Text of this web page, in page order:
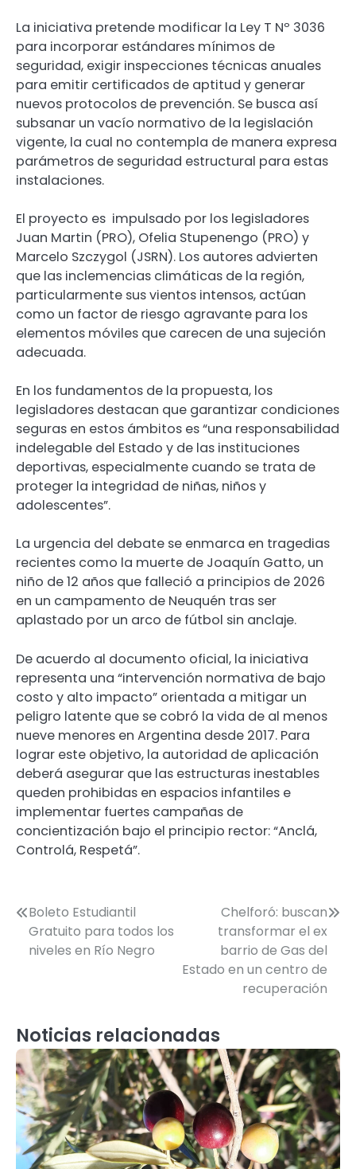
La iniciativa pretende modificar la Ley T Nº 3036
para incorporar estándares mínimos de
seguridad, exigir inspecciones técnicas anuales
para emitir certificados de aptitud y generar
nuevos protocolos de prevención. Se busca así
subsanar un vacío normativo de la legislación
vigente, la cual no contempla de manera expresa
parámetros de seguridad estructural para estas
instalaciones.
El proyecto es impulsado por los legisladores
Juan Martin (PRO), Ofelia Stupenengo (PRO) y
Marcelo Szczygol (JSRN). Los autores advierten
que las inclemencias climáticas de la región,
particularmente sus vientos intensos, actúan
como un factor de riesgo agravante para los
elementos móviles que carecen de una sujeción
adecuada.
En los fundamentos de la propuesta, los
legisladores destacan que garantizar condiciones
seguras en estos ámbitos es “una responsabilidad
indelegable del Estado y de las instituciones
deportivas, especialmente cuando se trata de
proteger la integridad de niñas, niños y
adolescentes”.
La urgencia del debate se enmarca en tragedias
recientes como la muerte de Joaquín Gatto, un
niño de 12 años que falleció a principios de 2026
en un campamento de Neuquén tras ser
aplastado por un arco de fútbol sin anclaje.
De acuerdo al documento oficial, la iniciativa
representa una “intervención normativa de bajo
costo y alto impacto” orientada a mitigar un
peligro latente que se cobró la vida de al menos
nueve menores en Argentina desde 2017. Para
lograr este objetivo, la autoridad de aplicación
deberá asegurar que las estructuras inestables
queden prohibidas en espacios infantiles e
implementar fuertes campañas de
concientización bajo el principio rector: “Anclá,
Controlá, Respetá”.
Navegación
de
Boleto Estudiantil
Gratuito para todos los
niveles en Río Negro
Chelforó: buscan
transformar el ex
barrio de Gas del
Estado en un centro de
recuperación
Noticias relacionadas